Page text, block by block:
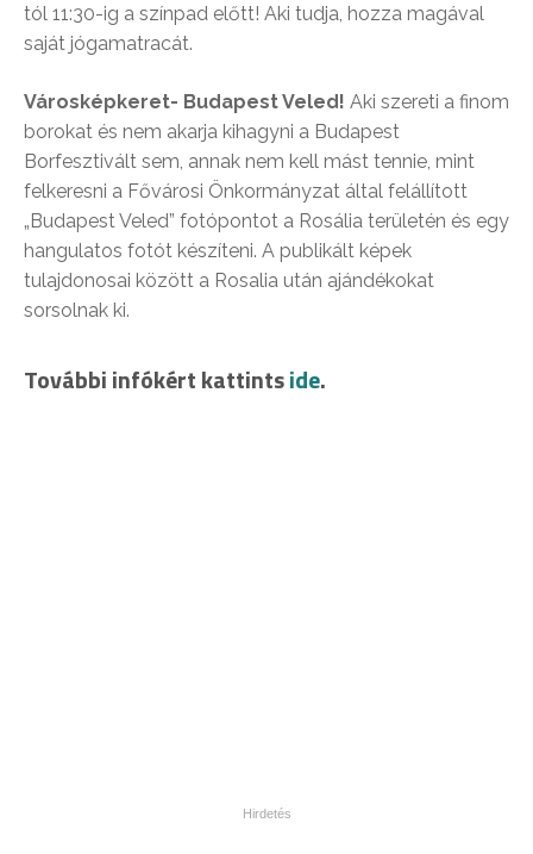
tól 11:30-ig a színpad előtt! Aki tudja, hozza magával
saját jógamatracát.
Városképkeret- Budapest Veled! Aki szereti a finom
borokat és nem akarja kihagyni a Budapest
Borfesztivált sem, annak nem kell mást tennie, mint
felkeresni a Fővárosi Önkormányzat által felállított
„Budapest Veled” fotópontot a Rosália területén és egy
hangulatos fotót készíteni. A publikált képek
tulajdonosai között a Rosalia után ajándékokat
sorsolnak ki.
További infókért kattintside.